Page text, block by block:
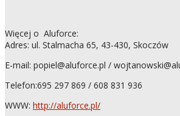
Więcej o Aluforce:
Adres: ul. Stalmacha 65, 43-430, Skoczów
E-mail: popiel@aluforce.pl /
Telefon:695 297 869 / 608 831 936
WWW: http://aluforce.pl/